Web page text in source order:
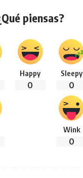
piensas?
Happy
0
Sleepy
0
Wink
0